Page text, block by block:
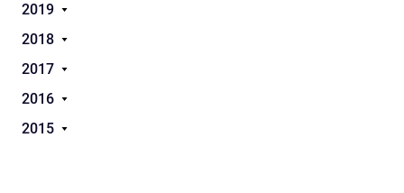
2019
2018
2017
2016
2015